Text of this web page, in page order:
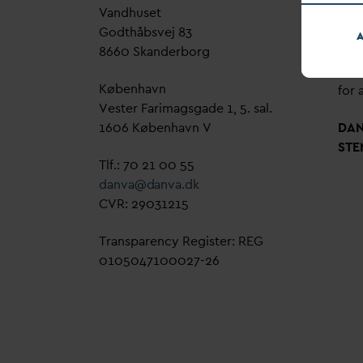
Vandhuset
Godthåbsvej 83
8660 Skanderborg
København
Vester Farimagsgade 1, 5. sal.
1606 København V
Tlf.: 70 21 00 55
danva@danva.dk
CVR: 29031215
Transparency Register: REG
0105047100027-26
for
DAN